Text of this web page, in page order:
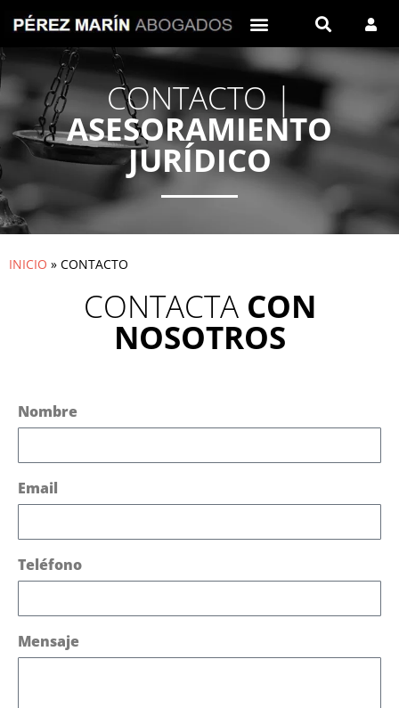
CONTACTO |
ASESORAMIENTO
JURÍDICO
INICIO » CONTACTO
CONTACTA CON
NOSOTROS
Nombre
Email
Teléfono
Mensaje